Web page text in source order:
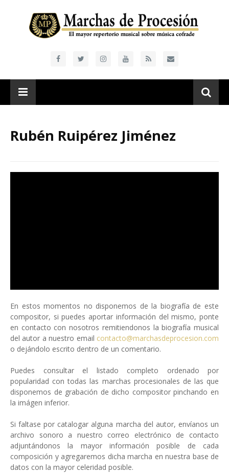
Rubén Ruipérez Jiménez
En estos momentos no disponemos de la biografía de este
compositor, si puedes aportar información del mismo, ponte
en contacto con nosotros remitiendonos la biografía musical
del autor a nuestro email contacto@marchasdeprocesion.com
o dejándolo escrito dentro de un comentario.
Puedes consultar el listado completo ordenado por
popularidad con todas las marchas procesionales de las que
disponemos de grabación de dicho compositor pinchando en
la imágen inferior.
Si faltase por catalogar alguna marcha del autor, envíanos un
archivo sonoro a nuestro correo electrónico de contacto
adjuntándonos la mayor información posible de cada
composición y agregaremos dicha marcha en nuestra base de
datos con la mayor celeridad posible.